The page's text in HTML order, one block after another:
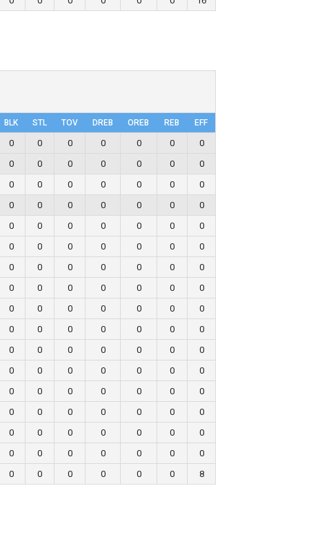
BLK STL TOV DRΕB OREB REB EFF
0 0 0 0 0 0
0
0 0 0 0 0 0
0
0 0 0 0 0 0
0
0 0 0 0 0 0
0
0 0 0 0 0 0
0
0 0 0 0 0 0
0
0 0 0 0 0 0
0
0 0 0 0 0 0
0
0 0 0 0 0 0
0
0 0 0 0 0 0
0
0 0 0 0 0 0
0
0 0 0 0 0 0
0
0 0 0 0 0 0
0
0 0 0 0 0 0
0
0 0 0 0 0 0
0
0 0 0 0 0 0
0
0 0 0 0 0 0 8